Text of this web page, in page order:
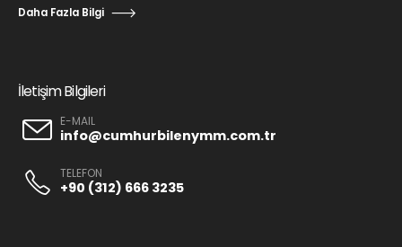
Daha Fazla Bilgi
İletişim Bilgileri
E-MAIL
info@cumhurbilenymm.com.tr
TELEFON
+90 (312) 666 3235